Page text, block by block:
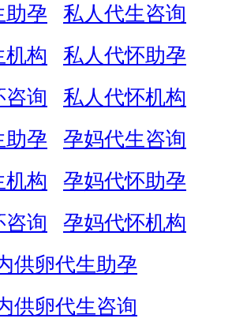
助孕
私人代生咨询
机构
私人代怀助孕
咨询
私人代怀机构
助孕
孕妈代生咨询
机构
孕妈代怀助孕
咨询
孕妈代怀机构
供卵代生助孕
供卵代生咨询